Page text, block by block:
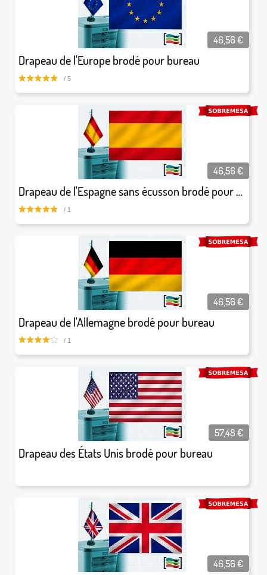
Drapeau de l'Europe brodé pour bureau
46,56€
/ 5
Drapeau de l'Espagne sans écusson brodé pour bureau
46,56€
/ 1
Drapeau de l'Allemagne brodé pour bureau
46,56€
/ 1
Drapeau des États Unis brodé pour bureau
57,48€
46,56€